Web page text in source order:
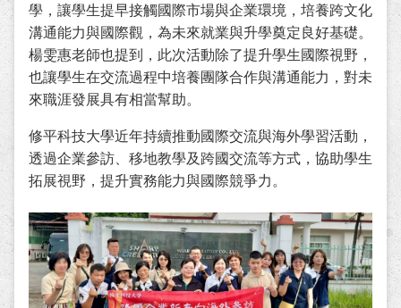
學，讓學生提早接觸國際市場與企業環境，培養跨文化
溝通能力與國際觀，為未來就業與升學奠定良好基礎。
楊雯惠老師也提到，此次活動除了提升學生國際視野，
也讓學生在交流過程中培養團隊合作與溝通能力，對未
來職涯發展具有相當幫助。
修平科技大學近年持續推動國際交流與海外學習活動，
透過企業參訪、移地教學及跨國交流等方式，協助學生
拓展視野，提升實務能力與國際競爭力。